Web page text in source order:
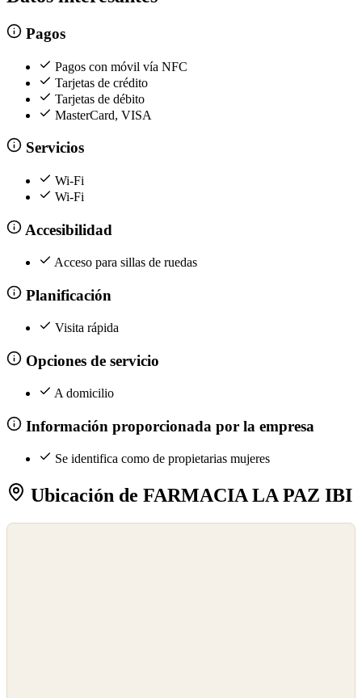
Pagos
Pagos con móvil vía NFC
Tarjetas de crédito
Tarjetas de débito
MasterCard, VISA
Servicios
Wi-Fi
Wi-Fi
Accesibilidad
Acceso para sillas de ruedas
Planificación
Visita rápida
Opciones de servicio
A domicilio
Información proporcionada por la empresa
Se identifica como de propietarias mujeres
Ubicación de FARMACIA LA PAZ IBI